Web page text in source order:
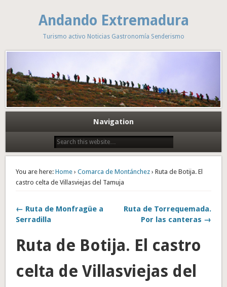
Andando Extremadura
Turismo activo Noticias Gastronomía Senderismo
Navigation
You are here: Home ›Comarca de Montánchez › Ruta de Botija. El
castro celta de Villasviejas del Tamuja
← Ruta de Monfragüe a
Serradilla
Ruta de Torrequemada.
Por las canteras →
Ruta de Botija. El castro
celta de Villasviejas del